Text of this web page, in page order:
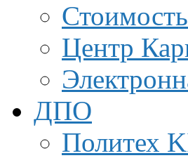
Центр
ДПО
Политех